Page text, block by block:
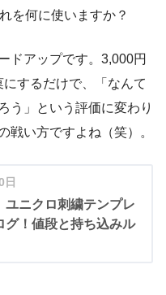
を何に使いますか？
ドアップです。3,000円
するだけで、「なんて
う」という評価に変わり
戦い方ですよね（笑）。
日
ユニクロ刺繍テンプレ
グ！値段と持ち込みル